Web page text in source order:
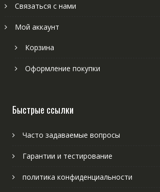
Связаться с нами
Мой аккаунт
Корзина
Оформление покупки
Быстрые ссылки
Часто задаваемые вопросы
Гарантии и тестирование
политика конфиденциальности